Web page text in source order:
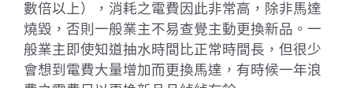
數倍以上），消耗之電費因此非常高，除非馬達
燒毀，否則一般業主不易查覺主動更換新品。一
般業主即使知道抽水時間比正常時間長，但很少
會想到電費大量增加而更換馬達，有時候一年浪